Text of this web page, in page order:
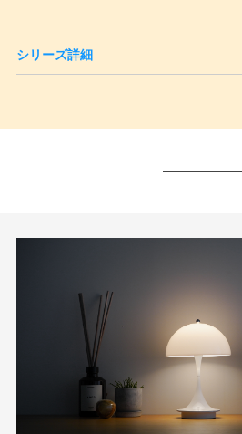
シリーズ詳細
PHアーティチョーク